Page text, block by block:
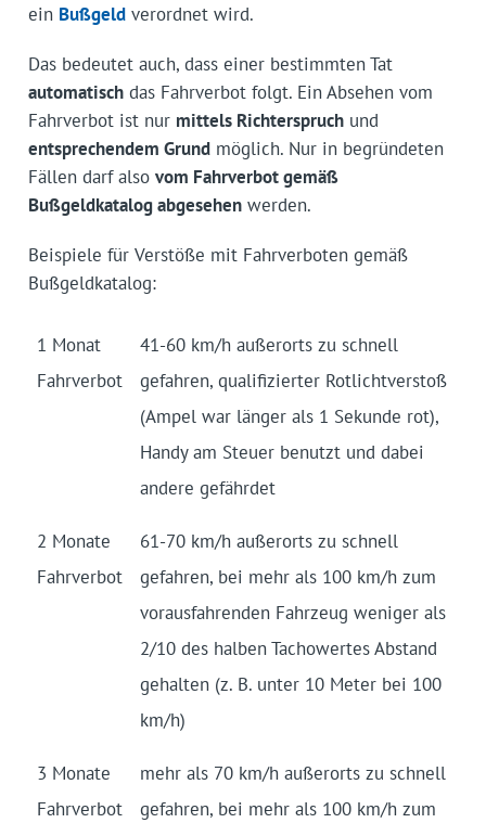
ein Bußgeldverordnet wird.
Das bedeutet auch, dass einer bestimmten Tat
automatischdas Fahrverbot folgt. Ein Absehen vom
Fahrverbot ist nur mittels Richterspruchund
entsprechendem Grundmöglich. Nur in begründeten
Fällen darf also vom Fahrverbot gemäß
Bußgeldkatalog abgesehenwerden.
Beispiele für Verstöße mit Fahrverboten gemäß
Bußgeldkatalog:
1 Monat
Fahrverbot
41-60 km/h außerorts zu schnell
gefahren, qualifizierter Rotlichtverstoß
(Ampel war länger als 1 Sekunde rot),
Handy am Steuer benutzt und dabei
andere gefährdet
2 Monate
Fahrverbot
61-70 km/h außerorts zu schnell
gefahren, bei mehr als 100 km/h zum
vorausfahrenden Fahrzeug weniger als
2/10 des halben Tachowertes Abstand
gehalten (z. B. unter 10 Meter bei 100
km/h)
3 Monate
Fahrverbot
mehr als 70 km/h außerorts zu schnell
gefahren, bei mehr als 100 km/h zum